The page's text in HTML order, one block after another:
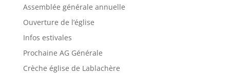
Assemblée générale annuelle
Ouverture de l’église
Infos estivales
Prochaine AG Générale
Crèche église de Lablachère